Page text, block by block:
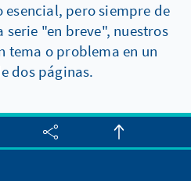
esencial, pero siempre de
"en breve", nuestros
tema o problema en un
dos páginas.